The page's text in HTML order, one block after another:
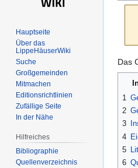
Zur
Zur
Das
1
2
3
4
5
6
Hauptseite
Über das
LippeHäuserWiki
Suche
Großgemeinden
Mitmachen
Editionsrichtlinien
Zufällige Seite
In der Nähe
Hilfreiches
Bibliographie
Quellenverzeichnis